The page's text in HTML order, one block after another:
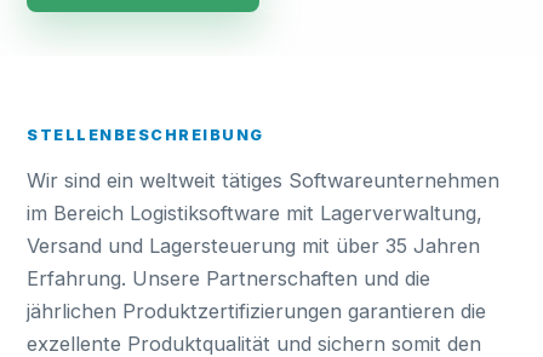
STELLENBESCHREIBUNG
Wir sind ein weltweit tätiges Softwareunternehmen
im Bereich Logistiksoftware mit Lagerverwaltung,
Versand und Lagersteuerung mit über 35 Jahren
Erfahrung. Unsere Partnerschaften und die
jährlichen Produktzertifizierungen garantieren die
exzellente Produktqualität und sichern somit den